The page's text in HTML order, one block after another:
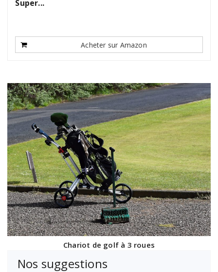
Super...
Acheter sur Amazon
Chariot de golf à 3 roues
Nos suggestions